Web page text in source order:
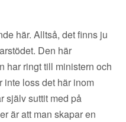
här. Alltså, det finns ju
Den här
har ringt till ministern och
inte loss det här inom
själv suttit med på
är att man skapar en